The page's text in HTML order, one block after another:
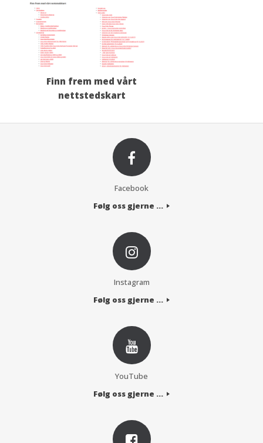
Finn frem med vårt
nettstedskart
Facebook
Følg oss gjerne ...
Instagram
Følg oss gjerne ...
YouTube
Følg oss gjerne ...